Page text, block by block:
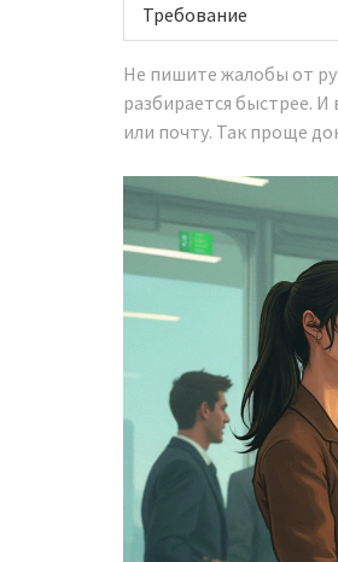
Требование
Не пишите жалобы от
разбирается быстрее. И
или почту. Так проще